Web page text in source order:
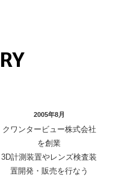
2005年8月
クワンタービュー株式会社
を創業
3D計測装置やレンズ検査装
置開発・販売を行なう